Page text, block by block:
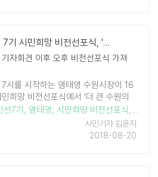
민선 7기 시민희망 비전선포식, '더 큰 수원의 완성'
자회견 이후 오후 비전선포식 가져
7시를 시작하는 염태영 수원시장이 16
희망 비전선포식에서 '더 큰 수원의
외쳤다. 이날 오전 11시에 기자회견
지고 민선7기가 앞으로 향할 큰 비전과
거버넌스를 위한 협력을 부탁했다. ..
선7기 , 염태영, 시민희망 비전선포식, 특례시
시민기자 김윤지
2018-08-20